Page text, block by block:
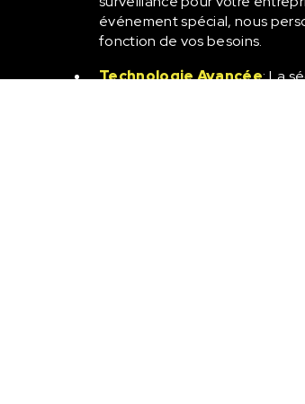
événement spécial, nous
fonction de vos besoins.
Technologie Avancée: La